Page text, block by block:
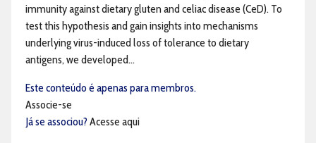
immunity against dietary gluten and celiac disease (CeD). To
test this hypothesis and gain insights into mechanisms
underlying virus-induced loss of tolerance to dietary
antigens, we developed...
Este conteúdo é apenas para membros.
Associe-se
Já se associou? Acesse aqui